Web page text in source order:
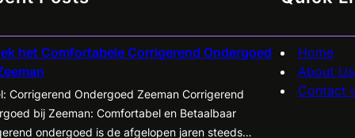
het Comfortabele Corrigerend Ondergoed
Corrigerend Ondergoed Zeeman Corrigerend
bij Zeeman: Comfortabel en Betaalbaar
ondergoed is de afgelopen jaren steeds
Home
About Us
Contact